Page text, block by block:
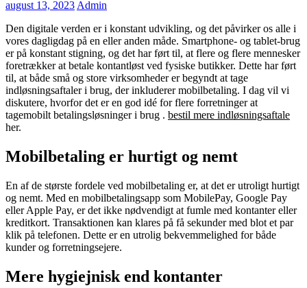
august 13, 2023 Admin
Den digitale verden er i konstant udvikling, og det påvirker os alle i
vores dagligdag på en eller anden måde. Smartphone- og tablet-brug
er på konstant stigning, og det har ført til, at flere og flere mennesker
foretrækker at betale kontantløst ved fysiske butikker. Dette har ført
til, at både små og store virksomheder er begyndt at tage
indløsningsaftaler i brug, der inkluderer mobilbetaling. I dag vil vi
diskutere, hvorfor det er en god idé for flere forretninger at
tagemobilt betalingsløsningeri brug . bestil mere indløsningsaftale
her.
Mobilbetaling er hurtigt og nemt
En af de største fordele ved mobilbetaling er, at det er utroligt hurtigt
og nemt. Med en mobilbetalingsapp som MobilePay, Google Pay
eller Apple Pay, er det ikke nødvendigt at fumle med kontanter eller
kreditkort. Transaktionen kan klares på få sekunder med blot et par
klik på telefonen. Dette er en utrolig bekvemmelighed for både
kunder og forretningsejere.
Mere hygiejnisk end kontanter